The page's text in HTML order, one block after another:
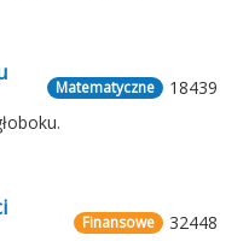
18439
Matematyczne
32448
Finansowe